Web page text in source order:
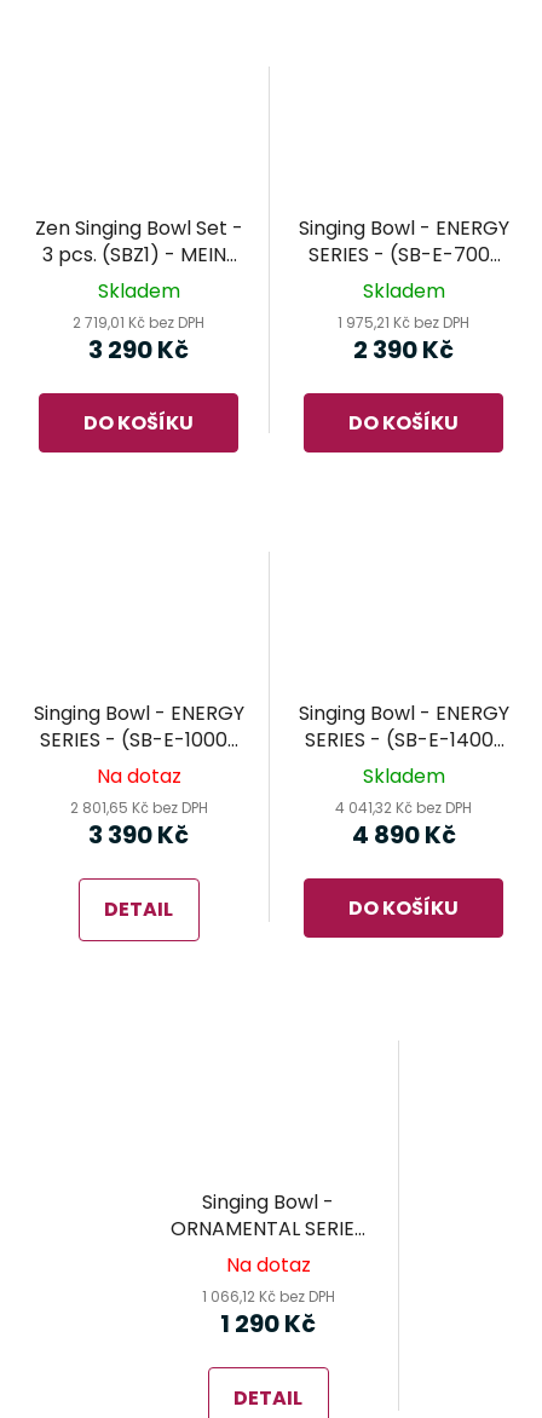
Zen Singing Bowl Set -
3 pcs. (SBZ1) - MEINL
Sonic Energy -
Skladem
2 719,01 Kč bez DPH
3 290 Kč
DO KOŠÍKU
Singing Bowl - ENERGY
SERIES - (SB-E-700)
MEINL Sonic Energy -
Skladem
1 975,21 Kč bez DPH
2 390 Kč
DO KOŠÍKU
Singing Bowl - ENERGY
SERIES - (SB-E-1000)
MEINL Sonic Energy -
Na dotaz
2 801,65 Kč bez DPH
3 390 Kč
DETAIL
Singing Bowl - ENERGY
SERIES - (SB-E-1400)
MEINL Sonic Energy -
Skladem
4 041,32 Kč bez DPH
4 890 Kč
DO KOŠÍKU
Singing Bowl -
ORNAMENTAL SERIES
(SB-OR-400-R) -
tibetská mísa
Na dotaz
1 066,12 Kč bez DPH
1 290 Kč
DETAIL